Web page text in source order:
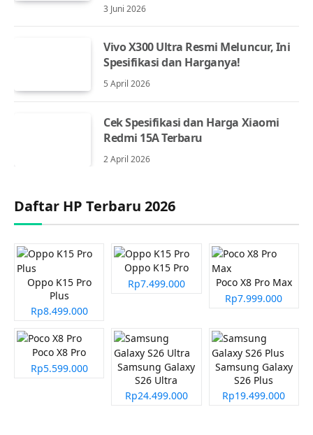
3 Juni 2026
Vivo X300 Ultra Resmi Meluncur, Ini
Spesifikasi dan Harganya!
5 April 2026
Cek Spesifikasi dan Harga Xiaomi
Redmi 15A Terbaru
2 April 2026
Daftar HP Terbaru 2026
Oppo K15 Pro
Plus
Rp8.499.000
Oppo K15 Pro
Rp7.499.000
Poco X8 Pro Max
Rp7.999.000
Poco X8 Pro
Rp5.599.000
Samsung Galaxy
S26 Ultra
Rp24.499.000
Samsung Galaxy
S26 Plus
Rp19.499.000